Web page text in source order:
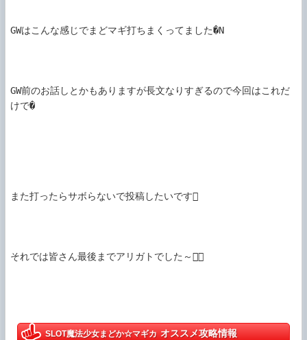
GWはこんな感じでまどマギ打ちまくってました�N
GW前のお話しとかもありますが長文なりすぎるので今回はこれだ
けで�
また打ったらサボらないで投稿したいです
それでは皆さん最後までアリガトでした～
SLOT魔法少女まどか☆マギカ オススメ攻略情報